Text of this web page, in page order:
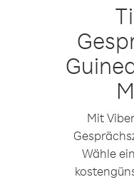
Mit
Wähle